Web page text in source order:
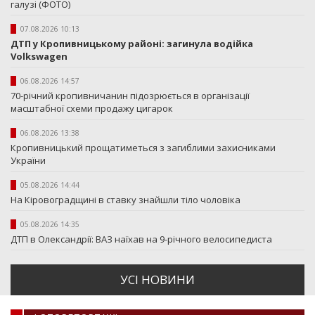
галузі (ФОТО)
07.08.2026 10:13
ДТП у Кропивницькому районі: загинула водійка
Volkswagen
06.08.2026 14:57
70-річний кропивничанин підозрюється в організації
масштабної схеми продажу цигарок
06.08.2026 13:38
Кропивницький прощатиметься з загиблими захисниками
України
05.08.2026 14:44
На Кіровоградщині в ставку знайшли тіло чоловіка
05.08.2026 14:35
ДТП в Олександрії: ВАЗ наїхав на 9-річного велосипедиста
УСI НОВИНИ